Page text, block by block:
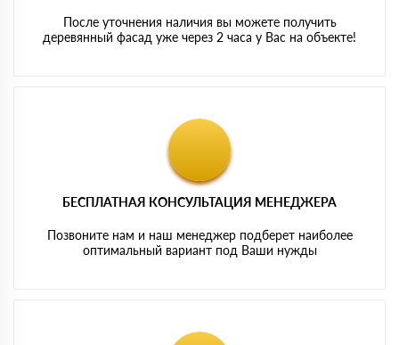
После уточнения наличия вы можете получить
деревянный фасад уже через 2 часа у Вас на объекте!
БЕСПЛАТНАЯ КОНСУЛЬТАЦИЯ МЕНЕДЖЕРА
Позвоните нам и наш менеджер подберет наиболее
оптимальный вариант под Ваши нужды